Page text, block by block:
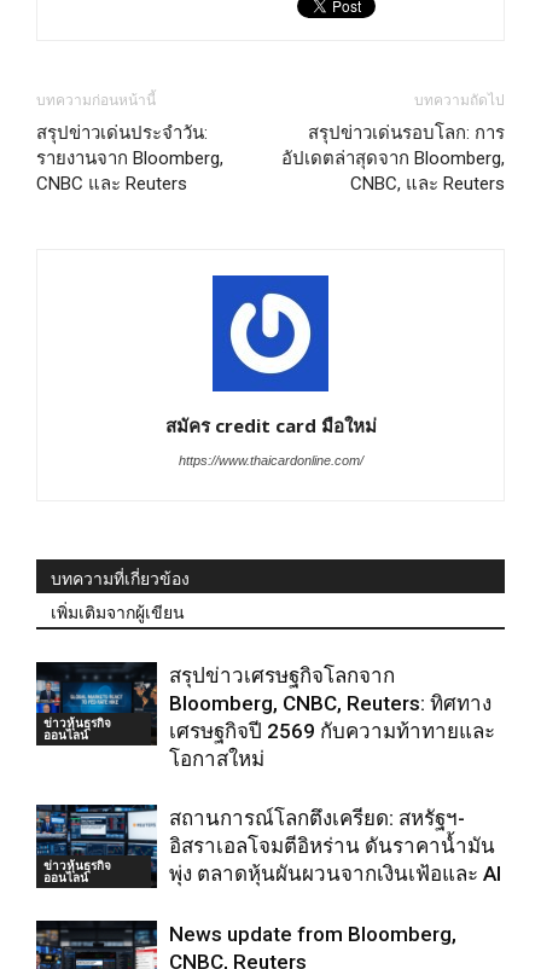
บทความก่อนหน้านี้
สรุปข่าวเด่นประจำวัน:
รายงานจาก Bloomberg,
CNBC และ Reuters
บทความถัดไป
สรุปข่าวเด่นรอบโลก: การ
อัปเดตล่าสุดจาก Bloomberg,
CNBC, และ Reuters
สมัคร credit card มือใหม่
https://www.thaicardonline.com/
บทความที่เกี่ยวข้อง
เพิ่มเติมจากผู้เขียน
ข่าวหุ้นธุรกิจ
ออนไลน์
สรุปข่าวเศรษฐกิจโลกจาก
Bloomberg, CNBC, Reuters: ทิศทาง
เศรษฐกิจปี 2569 กับความท้าทายและ
โอกาสใหม่
ข่าวหุ้นธุรกิจ
ออนไลน์
สถานการณ์โลกตึงเครียด: สหรัฐฯ-
อิสราเอลโจมตีอิหร่าน ดันราคาน้ำมัน
พุ่ง ตลาดหุ้นผันผวนจากเงินเฟ้อและ AI
News update from Bloomberg,
CNBC, Reuters